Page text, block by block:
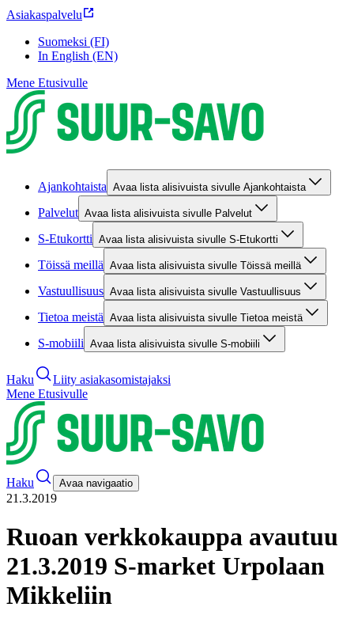
Asiakaspalvelu
Suomeksi (FI)
In English (EN)
Mene Etusivulle
Ajankohtaista Avaa lista alisivuista sivulle Ajankohtaista
Palvelut Avaa lista alisivuista sivulle Palvelut
S-Etukortti Avaa lista alisivuista sivulle S-Etukortti
Töissä meillä Avaa lista alisivuista sivulle Töissä meillä
Vastuullisuus Avaa lista alisivuista sivulle Vastuullisuus
Tietoa meistä Avaa lista alisivuista sivulle Tietoa meistä
S-mobiili Avaa lista alisivuista sivulle S-mobiili
Haku
Liity asiakasomistajaksi
Mene Etusivulle
Haku Avaa navigaatio
21.3.2019
Ruoan verkkokauppa avautuu
21.3.2019 S-market Urpolaan
Mikkeliin